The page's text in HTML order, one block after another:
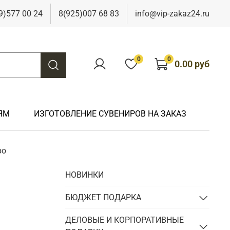
00 24 8(925)007 68 83 info@vip-zakaz24.ru
0 0 0.00 руб
Подарки на юбилей
Подарки химику
Подарки чиновнику/госслужащему
Подарки электрику
Подарки к Пасхе
Подарки рыбаку
ИЗГОТОВЛЕНИЕ СУВЕНИРОВ НА ЗАКАЗ
НОВИНКИ
БЮДЖЕТ ПОДАРКА
ДЕЛОВЫЕ И КОРПОРАТИВНЫЕ